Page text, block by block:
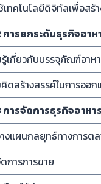
เทคโนโลยีดิจิทัลเพื่อสร้
การยกระดับธุรกิจอาห
เกี่ยวกับบรรจุภัณฑ์อาห
คิดสร้างสรรค์ในการอ
การจัดการธุรกิจอาหาร
งแผนกลยุทธ์ทางการต
การการขาย